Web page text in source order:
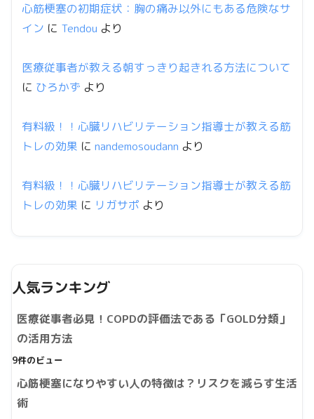
心筋梗塞の初期症状：胸の痛み以外にもある危険なサ
イン に Tendou より
医療従事者が教える朝すっきり起きれる方法について
に ひろかず より
有料級！！心臓リハビリテーション指導士が教える筋
トレの効果 に nandemosoudann より
有料級！！心臓リハビリテーション指導士が教える筋
トレの効果 に リガサポ より
人気ランキング
医療従事者必見！COPDの評価法である「GOLD分類」
の活用方法
9件のビュー
心筋梗塞になりやすい人の特徴は？リスクを減らす生活
術